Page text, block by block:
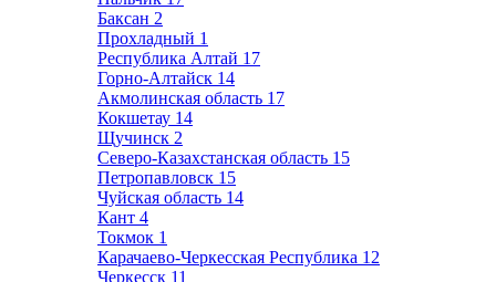
Баксан 2
Прохладный 1
Республика Алтай 17
Горно-Алтайск 14
Акмолинская область 17
Кокшетау 14
Щучинск 2
Северо-Казахстанская область 15
Петропавловск 15
Чуйская область 14
Кант 4
Токмок 1
Карачаево-Черкесская Республика 12
Черкесск 11